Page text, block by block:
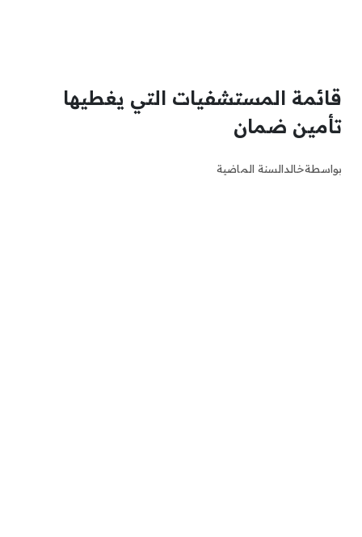
قائمة المستشفيات التي يغطيها
تأمين ضمان
بواسطةخالدالسنة الماضية